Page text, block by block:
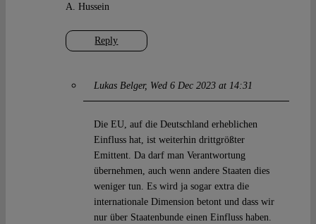
Reply
A. Hussein
Lukas Belger Wed 6 Dec 2023 at 14:31
Die EU, auf die Deutschland erheblichen
Einfluss hat, ist weiterhin drittgrößter
Emittent. Da darf man Verantwortung
übernehmen, auch wenn andere Staaten dies
weniger tun. Es wird ja sogar extra die
internationale Dimension betont und dass wir
nur über Staatenbunde einen Einfluss haben.